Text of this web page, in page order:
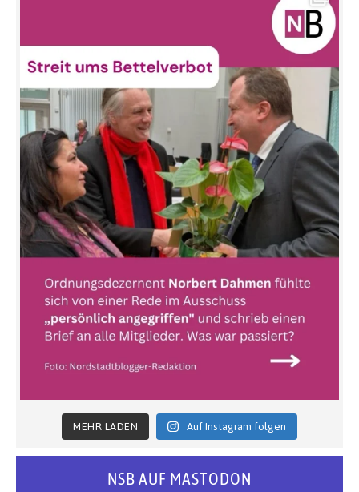
MEHR LADEN Auf Instagram folgen
NSB AUF MASTODON